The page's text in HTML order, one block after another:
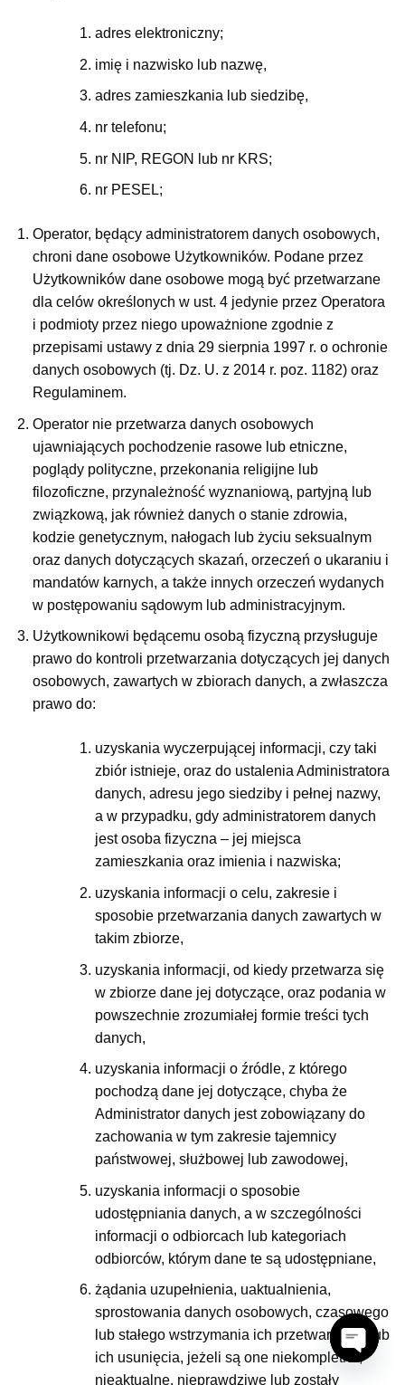
adres elektroniczny;
imię i nazwisko lub nazwę,
adres zamieszkania lub siedzibę,
nr telefonu;
nr NIP, REGON lub nr KRS;
nr PESEL;
Operator, będący administratorem danych osobowych,
chroni dane osobowe Użytkowników. Podane przez
Użytkowników dane osobowe mogą być przetwarzane
dla celów określonych w ust. 4 jedynie przez Operatora
i podmioty przez niego upoważnione zgodnie z
przepisami ustawy z dnia 29 sierpnia 1997 r. o ochronie
danych osobowych (tj. Dz. U. z 2014 r. poz. 1182) oraz
Regulaminem.
Operator nie przetwarza danych osobowych
ujawniających pochodzenie rasowe lub etniczne,
poglądy polityczne, przekonania religijne lub
filozoficzne, przynależność wyznaniową, partyjną lub
związkową, jak również danych o stanie zdrowia,
kodzie genetycznym, nałogach lub życiu seksualnym
oraz danych dotyczących skazań, orzeczeń o ukaraniu i
mandatów karnych, a także innych orzeczeń wydanych
w postępowaniu sądowym lub administracyjnym.
Użytkownikowi będącemu osobą fizyczną przysługuje
prawo do kontroli przetwarzania dotyczących jej danych
osobowych, zawartych w zbiorach danych, a zwłaszcza
prawo do:
uzyskania wyczerpującej informacji, czy taki
zbiór istnieje, oraz do ustalenia Administratora
danych, adresu jego siedziby i pełnej nazwy,
a w przypadku, gdy administratorem danych
jest osoba fizyczna – jej miejsca
zamieszkania oraz imienia i nazwiska;
uzyskania informacji o celu, zakresie i
sposobie przetwarzania danych zawartych w
takim zbiorze,
uzyskania informacji, od kiedy przetwarza się
w zbiorze dane jej dotyczące, oraz podania w
powszechnie zrozumiałej formie treści tych
danych,
uzyskania informacji o źródle, z którego
pochodzą dane jej dotyczące, chyba że
Administrator danych jest zobowiązany do
zachowania w tym zakresie tajemnicy
państwowej, służbowej lub zawodowej,
uzyskania informacji o sposobie
udostępniania danych, a w szczególności
informacji o odbiorcach lub kategoriach
odbiorców, którym dane te są udostępniane,
żądania uzupełnienia, uaktualnienia,
sprostowania danych osobowych, czasowego
lub stałego wstrzymania ich przetwarzania lub
ich usunięcia, jeżeli są one niekompletne,
nieaktualne, nieprawdziwe lub zostały